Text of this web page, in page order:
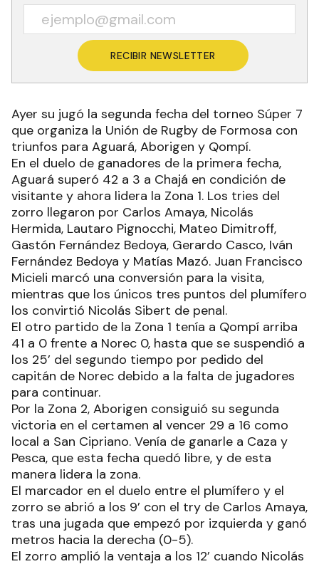
RECIBIR NEWSLETTER
Ayer su jugó la segunda fecha del torneo Súper 7
que organiza la Unión de Rugby de Formosa con
triunfos para Aguará, Aborigen y Qompí.
En el duelo de ganadores de la primera fecha,
Aguará superó 42 a 3 a Chajá en condición de
visitante y ahora lidera la Zona 1. Los tries del
zorro llegaron por Carlos Amaya, Nicolás
Hermida, Lautaro Pignocchi, Mateo Dimitroff,
Gastón Fernández Bedoya, Gerardo Casco, Iván
Fernández Bedoya y Matías Mazó. Juan Francisco
Micieli marcó una conversión para la visita,
mientras que los únicos tres puntos del plumífero
los convirtió Nicolás Sibert de penal.
El otro partido de la Zona 1 tenía a Qompí arriba
41 a 0 frente a Norec 0, hasta que se suspendió a
los 25’ del segundo tiempo por pedido del
capitán de Norec debido a la falta de jugadores
para continuar.
Por la Zona 2, Aborigen consiguió su segunda
victoria en el certamen al vencer 29 a 16 como
local a San Cipriano. Venía de ganarle a Caza y
Pesca, que esta fecha quedó libre, y de esta
manera lidera la zona.
El marcador en el duelo entre el plumífero y el
zorro se abrió a los 9’ con el try de Carlos Amaya,
tras una jugada que empezó por izquierda y ganó
metros hacia la derecha (0-5).
El zorro amplió la ventaja a los 12’ cuando Nicolás